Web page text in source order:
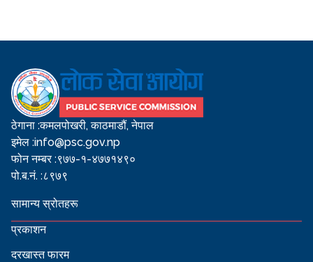
ठेगाना :कमलपोखरी, काठमाडौं, नेपाल
इमेल :info@psc.gov.np
फोन नम्बर :९७७-१-४७७१४९०
पो.ब.नं. :८९७९
सामान्य स्रोतहरू
प्रकाशन
दरखास्त फारम